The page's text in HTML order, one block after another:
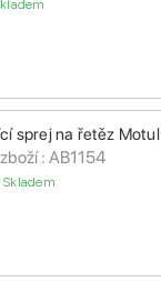
sprej na řetěz
: AB1154
Skladem